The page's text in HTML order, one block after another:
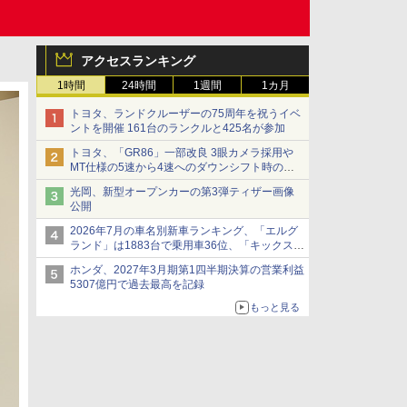
アクセスランキング
1時間 24時間 1週間 1カ月
トヨタ、ランドクルーザーの75周年を祝うイベ
ントを開催 161台のランクルと425名が参加
トヨタ、「GR86」一部改良 3眼カメラ採用や
MT仕様の5速から4速へのダウンシフト時の操
作性向上など
光岡、新型オープンカーの第3弾ティザー画像
公開
2026年7月の車名別新車ランキング、「エルグ
ランド」は1883台で乗用車36位、「キックス」
は2591台で27位に
ホンダ、2027年3月期第1四半期決算の営業利益
5307億円で過去最高を記録
もっと見る